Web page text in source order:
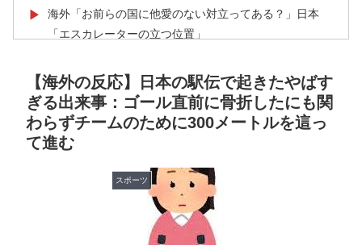
▶
海外「お前らの国に他愛のない対立ってある？」日本
「エスカレーターの立つ位置」
う」
▶
【伝説の100得点、いまだ都市伝説扱い】海外「バムの
83点でようやく信じた」
▶
海外「日本なんて行くんじゃなかった…」 日本を知っ
てしまったディズニー信者、帰国後『本家』に失望する
日本人「敷地内に勝手に停めた車がバチバチにブロック
されててウケた」→結末がめっちゃおもろいｗｗｗ【タ
【海外の反応】日本の駅伝で起きたやばす
ぎる出来事：ゴール直前に骨折したにも関
わらずチームのために300メートルを這っ
て進む
スポーツ